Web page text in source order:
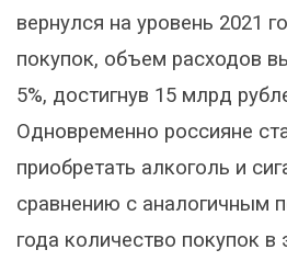
вернулся на уровень 2021
покупок, объем расходов
5%, достигнув 15 млрд
Одновременно россияне
приобретать алкоголь и
сравнению с аналогичным
года количество покупок в